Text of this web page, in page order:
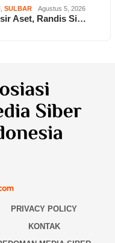
SULBAR Agustus 5, 2026
Aset, Randis Si…
PRIVACY POLICY
KONTAK